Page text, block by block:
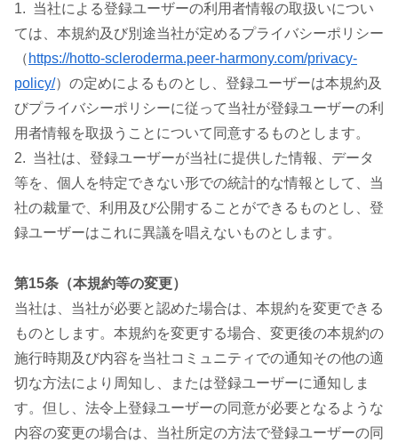
1. 当社による登録ユーザーの利用者情報の取扱いについ
ては、本規約及び別途当社が定めるプライバシーポリシー
（ https://hotto-scleroderma.peer-harmony.com/privacy-
policy/）の定めによるものとし、登録ユーザーは本規約及
びプライバシーポリシーに従って当社が登録ユーザーの利
用者情報を取扱うことについて同意するものとします。
2. 当社は、登録ユーザーが当社に提供した情報、データ
等を、個人を特定できない形での統計的な情報として、当
社の裁量で、利用及び公開することができるものとし、登
録ユーザーはこれに異議を唱えないものとします。
第15条（本規約等の変更）
当社は、当社が必要と認めた場合は、本規約を変更できる
ものとします。本規約を変更する場合、変更後の本規約の
施行時期及び内容を当社コミュニティでの通知その他の適
切な方法により周知し、または登録ユーザーに通知しま
す。但し、法令上登録ユーザーの同意が必要となるような
内容の変更の場合は、当社所定の方法で登録ユーザーの同